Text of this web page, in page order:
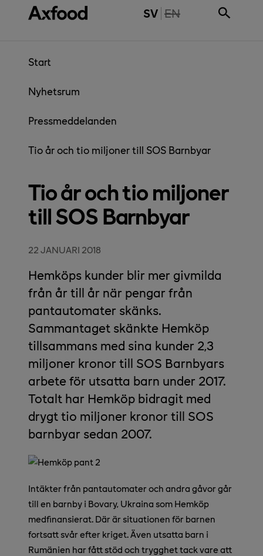
Gå direkt till innehåll SV THE PAGE IS NOT
EN
Start
Nyhetsrum
Pressmeddelanden
Tio år och tio miljoner till SOS Barnbyar
Tio år och tio miljoner
till SOS Barnbyar
22 JANUARI 2018
Hemköps kunder blir mer givmilda
från år till år när pengar från
pantautomater skänks.
Sammantaget skänkte Hemköp
tillsammans med sina kunder 2,3
miljoner kronor till SOS Barnbyars
arbete för utsatta barn under 2017.
Totalt har Hemköp bidragit med
drygt tio miljoner kronor till SOS
barnbyar sedan 2007.
Intäkter från pantautomater och andra gåvor går
till en barnby i Bovary, Ukraina som Hemköp
medfinansierat. Där är situationen för barnen
fortsatt svår efter kriget. Även utsatta barn i
Rumänien har fått stöd och trygghet tack vare att